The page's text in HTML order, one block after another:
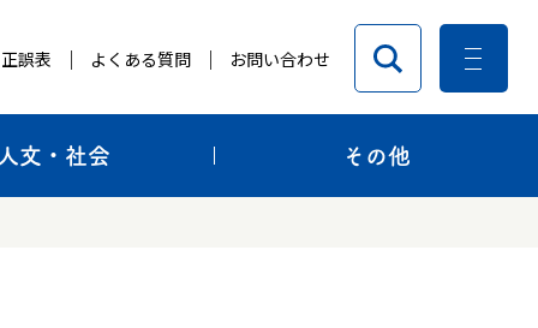
正誤表 よくある質問 お問い合わせ
人文・社会 その他